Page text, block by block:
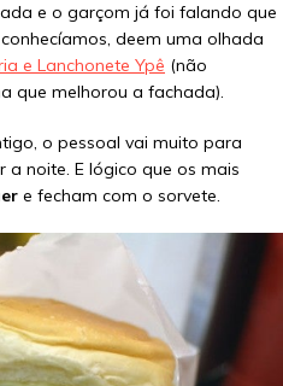
e o garçom já foi falando que
deem uma olhada
e Lanchonete Ypê (não
que melhorou a fachada).
o pessoal vai muito para
noite. E lógico que os mais
e fecham com o sorvete.